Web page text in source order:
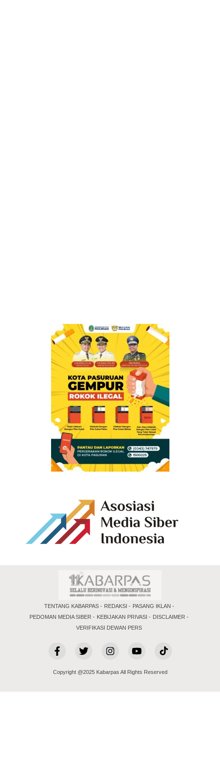
TENTANG KABARPAS REDAKSI
PASANG IKLAN
PEDOMAN MEDIA SIBER
KEBIJAKAN PRIVASI
DISCLAIMER
VERIFIKASI DEWAN PERS
Copyright @2025 Kabarpas All Rights Reserved